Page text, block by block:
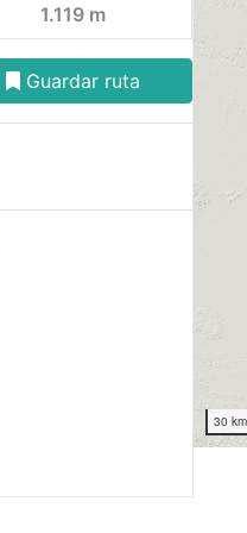
30 km
1.119 m
Guardar ruta